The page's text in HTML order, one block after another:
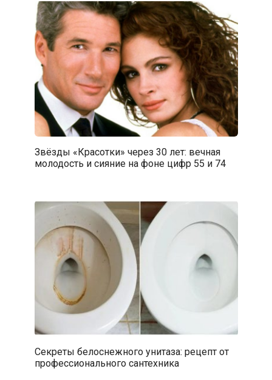
Звёзды «Красотки» через 30 лет: вечная
молодость и сияние на фоне цифр 55 и 74
Секреты белоснежного унитаза: рецепт от
профессионального сантехника